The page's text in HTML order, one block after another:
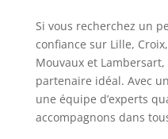
Si vous recherchez un
confiance sur Lille,
Mouvaux et
partenaire idéal. Avec
une équipe d’experts
accompagnons dans